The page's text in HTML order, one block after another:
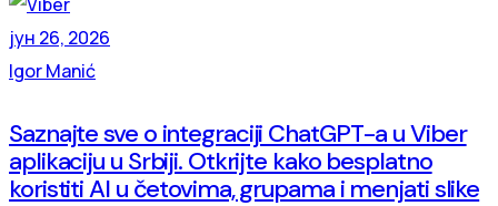
јун 26, 2026
Igor Manić
Saznajte sve o integraciji ChatGPT-a u Viber
aplikaciju u Srbiji. Otkrijte kako besplatno
koristiti AI u četovima, grupama i menjati slike